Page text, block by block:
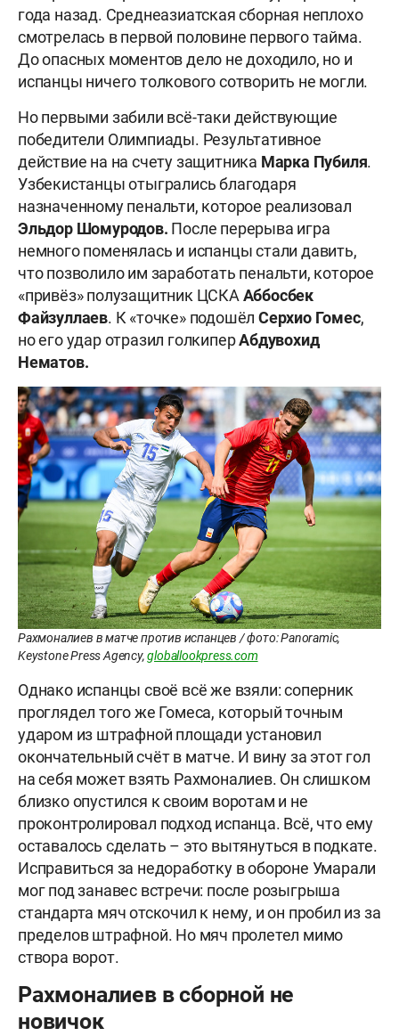
года назад. Среднеазиатская сборная неплохо
смотрелась в первой половине первого тайма.
До опасных моментов дело не доходило, но и
испанцы ничего толкового сотворить не могли.
Но первыми забили всё-таки действующие
победители Олимпиады. Результативное
действие на на счету защитника Марка Пубиля.
Узбекистанцы отыгрались благодаря
назначенному пенальти, которое реализовал
Эльдор Шомуродов. После перерыва игра
немного поменялась и испанцы стали давить,
что позволило им заработать пенальти, которое
«привёз» полузащитник ЦСКААббосбек
Файзуллаев. К «точке» подошёлСерхио Гомес,
но его удар отразил голкиперАбдувохид
Нематов.
Рахмоналиев в матче против испанцев / фото: Panoramic,
Keystone Press Agency,globallookpress.com
Однако испанцы своё всё же взяли: соперник
проглядел того же Гомеса, который точным
ударом из штрафной площади установил
окончательный счёт в матче. И вину за этот гол
на себя может взять Рахмоналиев. Он слишком
близко опустился к своим воротам и не
проконтролировал подход испанца. Всё, что ему
оставалось сделать – это вытянуться в подкате.
Исправиться за недоработку в обороне Умарали
мог под занавес встречи: после розыгрыша
стандарта мяч отскочил к нему, и он пробил из за
пределов штрафной. Но мяч пролетел мимо
створа ворот.
Рахмоналиев в сборной не
новичок